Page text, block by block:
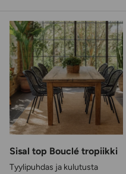
Sisal top Bouclé tropiikki
Tyylipuhdas ja kulutusta